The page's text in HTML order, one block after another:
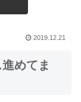
2019.12.21
めてま